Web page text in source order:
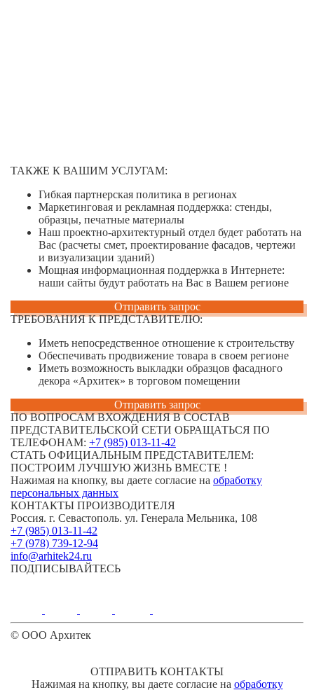
ТАКЖЕ К ВАШИМ УСЛУГАМ:
Гибкая партнерская политика в регионах
Маркетинговая и рекламная поддержка: стенды,
образцы, печатные материалы
Наш проектно-архитектурный отдел будет работать на
Вас (расчеты смет, проектирование фасадов, чертежи
и визуализации зданий)
Мощная информационная поддержка в Интернете:
наши сайты будут работать на Вас в Вашем регионе
Отправить запрос
ТРЕБОВАНИЯ К ПРЕДСТАВИТЕЛЮ:
Иметь непосредственное отношение к строительству
Обеспечивать продвижение товара в своем регионе
Иметь возможность выкладки образцов фасадного
декора «Архитек» в торговом помещении
Отправить запрос
ПО ВОПРОСАМ ВХОЖДЕНИЯ В СОСТАВ
ПРЕДСТАВИТЕЛЬСКОЙ СЕТИ ОБРАЩАТЬСЯ ПО
ТЕЛЕФОНАМ: +7 (985) 013-11-42
СТАТЬ ОФИЦИАЛЬНЫМ ПРЕДСТАВИТЕЛЕМ:
ПОСТРОИМ ЛУЧШУЮ ЖИЗНЬ ВМЕCТЕ !
Нажимая на кнопку, вы даете согласие на обработку
персональных данных
КОНТАКТЫ ПРОИЗВОДИТЕЛЯ
Россия. г. Севастополь. ул. Генерала Мельника, 108
+7 (985) 013-11-42
+7 (978) 739-12-94
info@arhitek24.ru
ПОДПИСЫВАЙТЕСЬ
© ООО Архитек
ОТПРАВИТЬ КОНТАКТЫ
Нажимая на кнопку, вы даете согласие на обработку